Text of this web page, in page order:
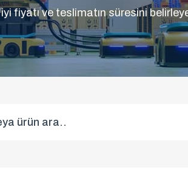
iyi fiyatı ve teslimatın süresini